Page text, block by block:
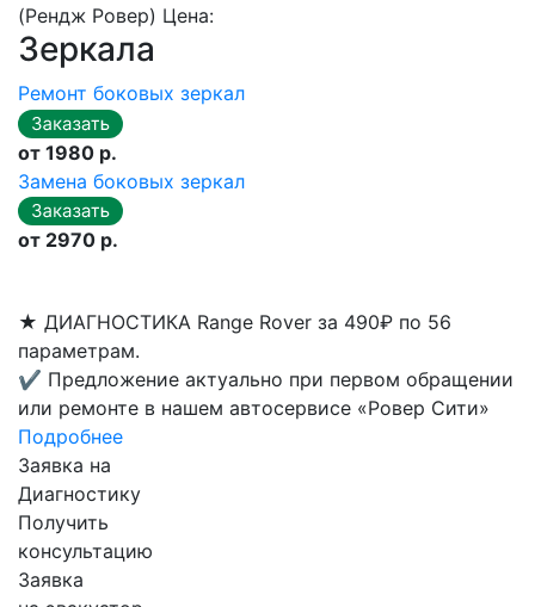
(Рендж Ровер) Цена:
Зеркала
Ремонт боковых зеркал
от 1980 р.
Замена боковых зеркал
от 2970 р.
★ ДИАГНОСТИКА Range Rover за 490₽ по 56
параметрам.
✔ Предложение актуально при первом обращении
или ремонте в нашем автосервисе «Ровер Сити»
Подробнее
Заявка на
Диагностику
Получить
консультацию
Заявка